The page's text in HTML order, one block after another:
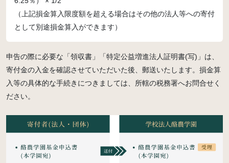
（上記損金算入限度額を超える場合はその他の法人等への寄付
として別途損金算入ができます）
申告の際に必要な「領収書」「特定公益増進法人証明書(写)」は、
寄付金の入金を確認させていただいた後、郵送いたします。損金算
入等の具体的な手続きにつきましては、所轄の税務署へお問合せく
ださい。